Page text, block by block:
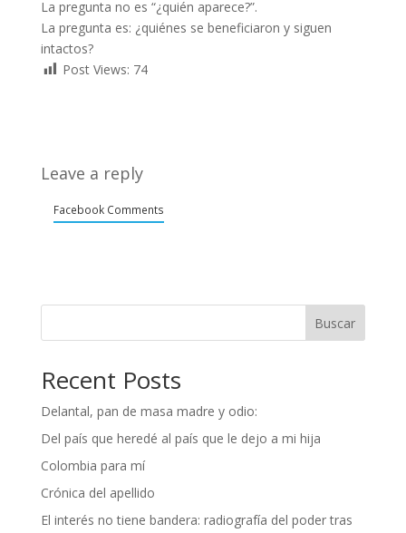
La pregunta no es “¿quién aparece?”.
La pregunta es: ¿quiénes se beneficiaron y siguen
intactos?
Post Views: 74
Leave a reply
Facebook Comments
Buscar
Recent Posts
Delantal, pan de masa madre y odio:
Del país que heredé al país que le dejo a mi hija
Colombia para mí
Crónica del apellido
El interés no tiene bandera: radiografía del poder tras